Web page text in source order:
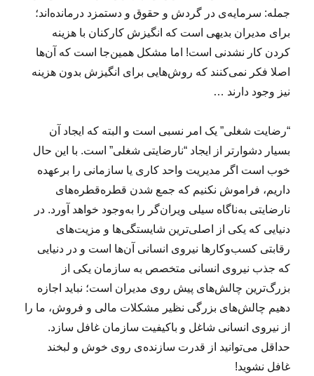
جمله: سرمایه‌ی در گردش و حقوق و دستمزد درمانده‌اند؛
برای مدیران بدیهی است که انگیزش کارکنان با هزینه‌
کردن کار نشدنی است! اما مشکل همین‌جا است که آن‌ها
اصلا فکر نمی‌کنند که روش‌هایی برای انگیزش بدون هزینه‌
نیز وجود دارند …
“رضایت شغلی” یک امر نسبی است و البته که ایجاد آن
بسیار دشوارتر از ایجاد “نارضایتی شغلی” است. با این حال
خوب است اگر مدیریت واحد کاری یا سازمانی را برعهده
داریم، فراموش نکنیم که جمع شدن قطره‌قطره‌های
نارضایتی به‌ناگاه سیلی ویران‌گر را به‌وجود خواهد آورد. در
دنیایی که یکی از اصلی‌ترین شایستگی‌ها و مزیت‌های
رقابتی کسب‌وکارها نیروی انسانی آن‌ها است و در دنیایی
که جذب نیروی انسانی متخصص به سازمان یکی از
بزرگ‌ترین چالش‌های پیش روی مدیران است؛ نباید اجازه
دهیم چالش‌های بزرگی نظیر مشکلات مالی و فروش، ما را
از نیروی انسانی شاغل و باکیفیت سازمان غافل سازد.
حداقل می‌توانید از قدرت سازنده‌ی روی خوش و لبخند
غافل نشوید!